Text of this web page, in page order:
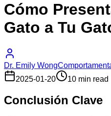
Cómo
Gato a Tu
Dr. Emily Wong
2025-01-20
10 min read
Conclusión Clave